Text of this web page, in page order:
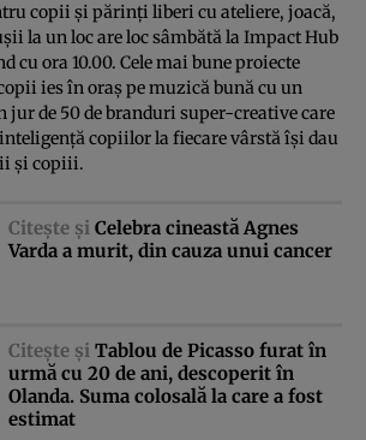
copii şi părinţi liberi cu ateliere, joacă,
la un loc are loc sâmbătă la Impact Hub
cu ora 10.00. Cele mai bune proiecte
ies în oraş pe muzică bună cu un
jur de 50 de branduri super-creative care
copiilor la fiecare vârstă îşi dau
şi copiii.
Citeşte şi Celebra cineastă Agnes
Varda a murit, din cauza unui cancer
Citeşte şi Tablou de Picasso furat în
urmă cu 20 de ani, descoperit în
Olanda. Suma colosală la care a fost
estimat